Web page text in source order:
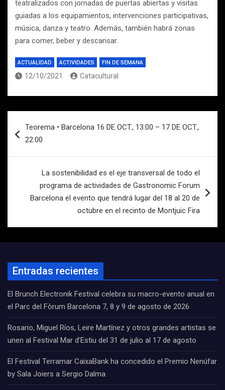
teatralizados con jornadas de puertas abiertas y visitas
guiadas a los equipamientos, intervenciones participativas,
música, danza y teatro. Además, también habrá zonas
para comer, beber y descansar.
ACTUALIDAD ACTIVIDADES FIN DE SEMANA
12/10/2021 Catacultural
de
Teorema • Barcelona 16 DE OCT., 13:00 – 17 DE OCT.,
22:00
La sostenibilidad es el eje transversal de todo el
programa de actividades de Gastronomic Forum
Barcelona el evento que tendrá lugar del 18 al 20 de
octubre en el recinto de Montjuic Fira
Entradas recientes
El Brunch Electronik Festival celebra su macro-evento anual en
el Parc del Fòrum Barcelona 7, 8 y 9 de agosto de 2026
Rosario, Miguel Ríos, Leire Martínez y otros grandes artistas se
unen al Festival Mar d’Estiu del 31 de julio al 17 de agosto
El Festival Terramar CaixaBank ha concedido el Premio Nenúfar
by Sala Joiers a Sergio Dalma.